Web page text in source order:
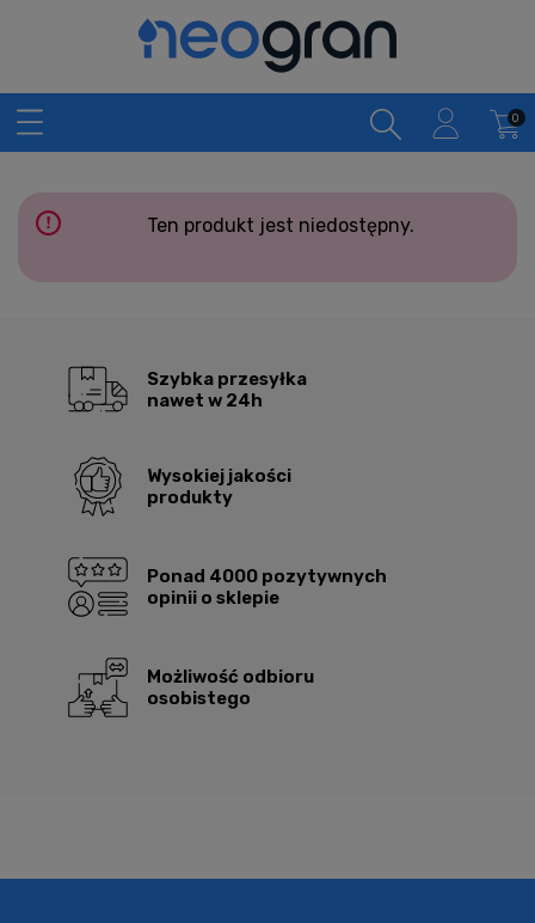
Ten produkt jest niedostępny.
Szybka przesyłka
nawet w 24h
Wysokiej jakości
produkty
Ponad 4000 pozytywnych
opinii o sklepie
Możliwość odbioru
osobistego